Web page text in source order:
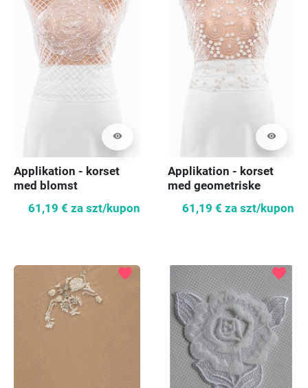
visibility
Applikation - korset
med blomst
61,19 € za szt/kupon
visibility
Applikation - korset
med geometriske
61,19 € za szt/kupon
favorite favorite